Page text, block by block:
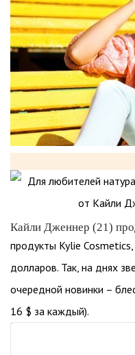
Кайли Дженнер (21)
продукты Kylie
долларов. Так, на днях
очередной новинки –
16 $ за каждый).